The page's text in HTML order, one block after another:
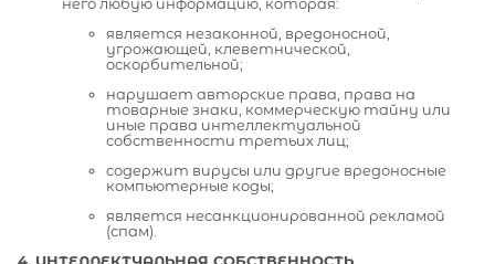
него любую информацию, которая:
является незаконной, вредоносной,
угрожающей, клеветнической,
оскорбительной;
нарушает авторские права, права на
товарные знаки, коммерческую тайну или
иные права интеллектуальной
собственности третьих лиц;
содержит вирусы или другие вредоносные
компьютерные коды;
является несанкционированной рекламой
(спам).